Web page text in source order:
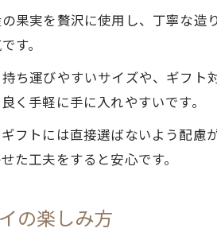
のお土産専門館で見つかる人気
フトチューハイを添えたおすすめ
子とクラフトチューハイを組み
ラフトチューハイで上質なひとと
フトチューハイで過ごす贅沢な
県産素材の風味を感じるクラフト
フトチューハイで味わう千葉の四
果実を贅沢に使用し、丁寧な
す。
ち運びやすいサイズや、ギフ
く手軽に手に入れやすいです。
フトには直接選ばないよう配
た工夫をすると安心です。
の楽しみ方